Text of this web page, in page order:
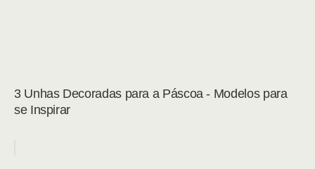
3 Unhas Decoradas para a Páscoa - Modelos para
se Inspirar